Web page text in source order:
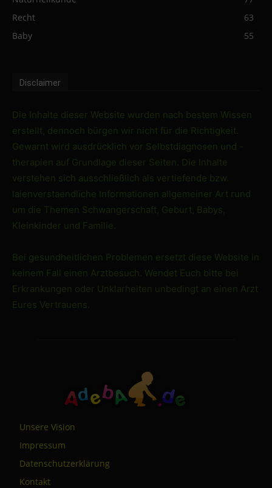
Recht
63
Baby
55
Disclaimer
Die Inhalte dieser Website wurden nach bestem Wissen
erstellt, dennoch bürgen wir nicht für die Richtigkeit.
Gewarnt wird ausdrücklich vor Selbstdiagnosen und -
therapien auf Grundlage dieser Seiten. Die Inhalte
verstehen sich ausschließlich als vertiefende bzw.
laienverstaendliche Informationen allgemeiner Art rund
um die Themen Schwangerschaft, Geburt, Babys,
Kleinkinder und Familie.
Bei gesundheitlichen Problemen ersetzt diese Website in
keinem Fall einen Arztbesuch. Wendet Euch bitte bei
Erkrankungen oder Unklarheiten unbedingt an einen Arzt
Eures Vertrauens.
Unsere Vision
Impressum
Datenschutzerklärung
Kontakt